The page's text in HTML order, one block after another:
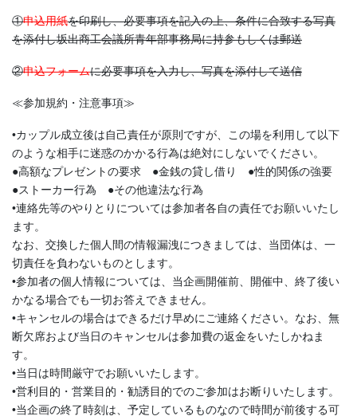
①申込用紙を印刷し、必要事項を記入の上、条件に合致する写真
を添付し坂出商工会議所青年部事務局に持参もしくは郵送
②申込フォームに必要事項を入力し、写真を添付して送信
≪参加規約・注意事項≫
•カップル成立後は自己責任が原則ですが、この場を利用して以下
のような相手に迷惑のかかる行為は絶対にしないでください。
●高額なプレゼントの要求 ●金銭の貸し借り ●性的関係の強要
●ストーカー行為 ●その他違法な行為
•連絡先等のやりとりについては参加者各自の責任でお願いいたし
ます。
なお、交換した個人間の情報漏洩につきましては、当団体は、一
切責任を負わないものとします。
•参加者の個人情報については、当企画開催前、開催中、終了後い
かなる場合でも一切お答えできません。
•キャンセルの場合はできるだけ早めにご連絡ください。なお、無
断欠席および当日のキャンセルは参加費の返金をいたしかねま
す。
•当日は時間厳守でお願いいたします。
•営利目的・営業目的・勧誘目的でのご参加はお断りいたします。
•当企画の終了時刻は、予定しているものなので時間が前後する可